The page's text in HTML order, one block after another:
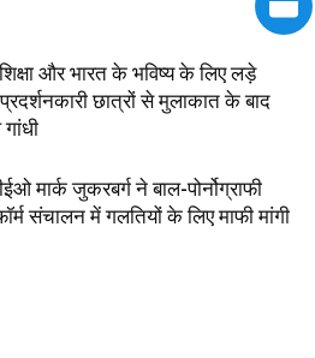
और भारत के भविष्य के लिए लड़े
छात्रों से मुलाकात के बाद
मार्क जुकरबर्ग ने बाल-पोर्नोग्राफी
संचालन में गलतियों के लिए माफी मांगी